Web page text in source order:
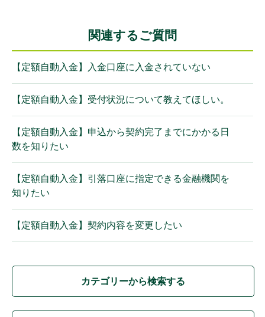
関連するご質問
【定額自動入金】入金口座に入金されていない
【定額自動入金】受付状況について教えてほしい。
【定額自動入金】申込から契約完了までにかかる日
数を知りたい
【定額自動入金】引落口座に指定できる金融機関を
知りたい
【定額自動入金】契約内容を変更したい
カテゴリーから検索する